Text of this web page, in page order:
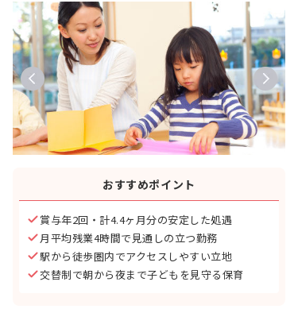
おすすめポイント
賞与年2回・計4.4ヶ月分の安定した処遇
月平均残業4時間で見通しの立つ勤務
駅から徒歩圏内でアクセスしやすい立地
交替制で朝から夜まで子どもを見守る保育